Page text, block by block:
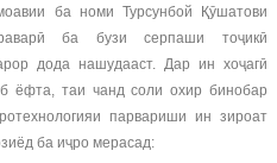
ба номи Турсунбой Қӯшатови
ба бузи серпаши тоҷикӣ
дода нашудааст. Дар ин хоҷагӣ
ёфта, таи чанд соли охир бинобар
парвариши ин зироат
ба иҷро мерасад: